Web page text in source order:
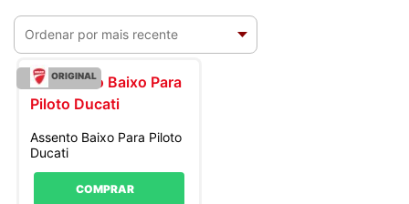
ORIGINAL
Assento Baixo Para Piloto
Ducati
COMPRAR